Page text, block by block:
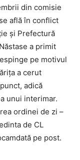
din comisie
află în conflict
și Prefectură
a primit
pe motivul
a cerut
adică
unui interimar.
ordinei de zi –
de CL
pe post.